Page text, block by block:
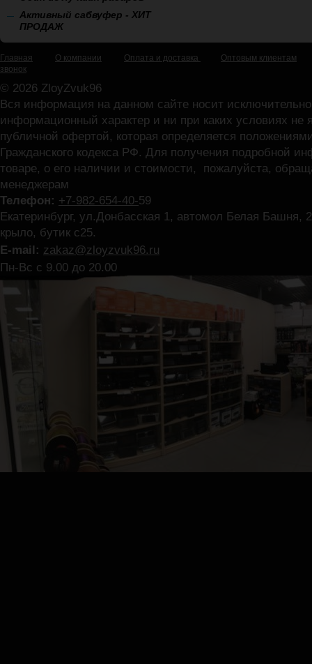
Активный сабвуфер - ХИТ
ПРОДАЖ
Главная О компании Оплата и доставка
Оптовым клиентам
звонок
© 2026 ZloyZvuk96
Вся информация на данном сайте носит исключительно
информационный характер и ни при каких условиях не
публичной офертой, которая определяется
Гражданского кодекса РФ. Для получения подробной
товаре, о его наличии и стоимости, пожалуйста,
менеджерам
Телефон: +7-982-654-40-59
Екатеринбург, ул.Донбасская 1, автомол Белая Башня,
крыло, бутик с25.
E-mail: zakaz@zloyzvuk96.ru
Пн-Вс с 9.00 до 20.00